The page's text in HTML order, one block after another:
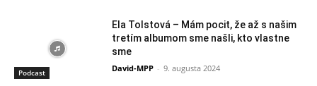
Podcast
Ela Tolstová – Mám pocit, že až s našim
tretím albumom sme našli, kto vlastne
sme
David-MPP - 9. augusta 2024